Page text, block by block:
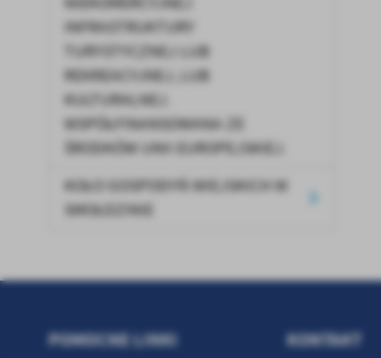
INFRASTRUKTURY
TURYSTYCZNEJ LUB
REKREACYJNEJ, LUB
KULTURALNEJ.
WSPÓŁFINANSOWANA ZE
ŚRODKÓW UNII EUROPEJSKIEJ.
KOŁO GOSPODYŃ WIEJSKICH W
SMOŁDZINIE
POMOCNE LINKI KONTAKT